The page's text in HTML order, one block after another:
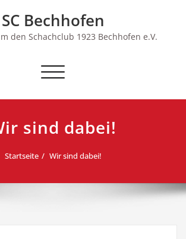
SC Bechhofen
den Schachclub 1923 Bechhofen e.V.
Schalte
sind dabei!
Startseite Wir sind dabei!